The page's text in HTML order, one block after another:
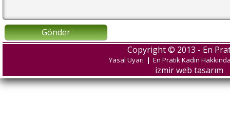
Gönder
Copyright © 2013 - En
Yasal Uyarı | En Pratik Kadın
izmir web tasarım